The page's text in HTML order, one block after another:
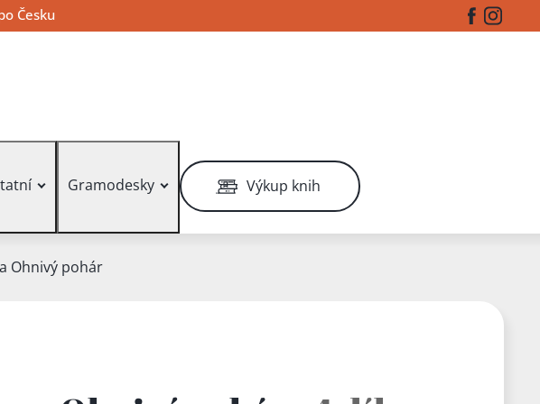
Česku Facebook
Gramodesky Výkup knih
Ohnivý pohár